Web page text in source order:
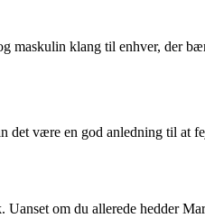
klang til enhver, der
det være en god anledning til at
om du allerede hedder